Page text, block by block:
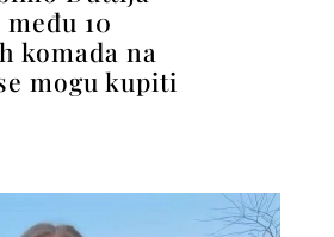
10
komada na
mogu kupiti